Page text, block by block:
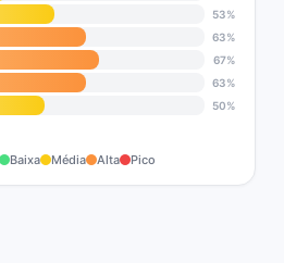
53%
63%
67%
63%
50%
Baixa Média Alta Pico